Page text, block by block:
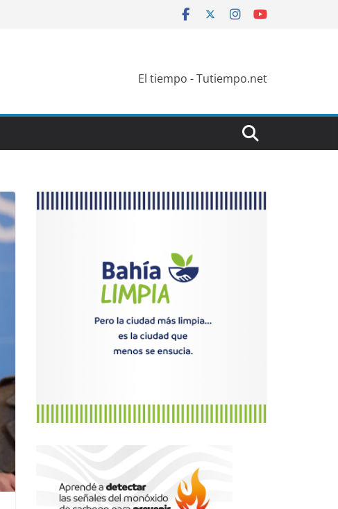
El tiempo - Tutiempo.net